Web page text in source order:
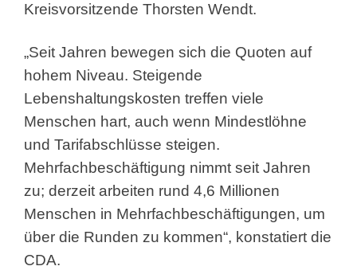
Kreisvorsitzende Thorsten Wendt.
„Seit Jahren bewegen sich die Quoten auf
hohem Niveau. Steigende
Lebenshaltungskosten treffen viele
Menschen hart, auch wenn Mindestlöhne
und Tarifabschlüsse steigen.
Mehrfachbeschäftigung nimmt seit Jahren
zu; derzeit arbeiten rund 4,6 Millionen
Menschen in Mehrfachbeschäftigungen, um
über die Runden zu kommen“, konstatiert die
CDA.